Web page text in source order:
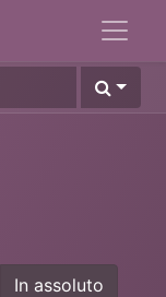
In assoluto